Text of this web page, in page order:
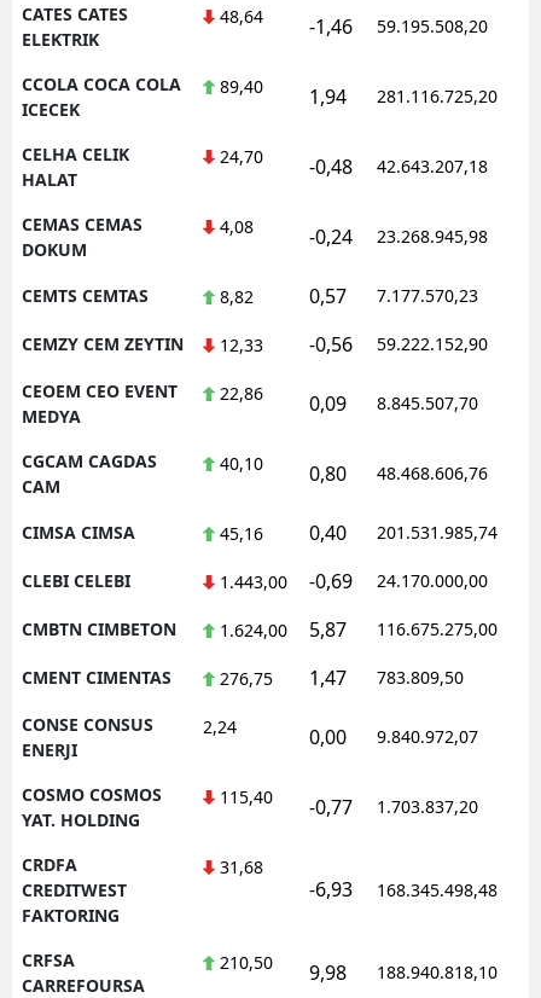
CATES CATES
ELEKTRIK
48,64 -1,46 59.195.508,20
CCOLA COCA COLA
ICECEK
89,40 1,94 281.116.725,20
CELHA CELIK
HALAT
24,70 -0,48 42.643.207,18
CEMAS CEMAS
DOKUM
4,08 -0,24 23.268.945,98
CEMTS CEMTAS 8,82 0,57 7.177.570,23
CEMZY CEM ZEYTIN 12,33 -0,56 59.222.152,90
CEOEM CEO EVENT
MEDYA
22,86 0,09 8.845.507,70
CGCAM CAGDAS
CAM
40,10 0,80 48.468.606,76
CIMSA CIMSA 45,16 0,40 201.531.985,74
CLEBI CELEBI 1.443,00 -0,69 24.170.000,00
CMBTN CIMBETON 1.624,00 5,87 116.675.275,00
CMENT CIMENTAS 276,75 1,47 783.809,50
CONSE CONSUS
ENERJI
2,24 0,00 9.840.972,07
COSMO COSMOS
YAT. HOLDING
115,40 -0,77 1.703.837,20
CRDFA
CREDITWEST
FAKTORING
31,68
-6,93 168.345.498,48
CRFSA
CARREFOURSA
210,50 9,98 188.940.818,10